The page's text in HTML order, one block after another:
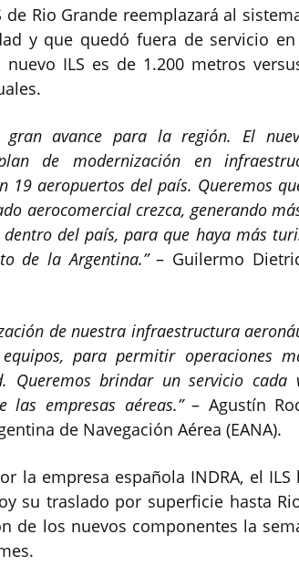
de Rio Grande reemplazará al
y que quedó fuera de servicio
ILS es de 1.200 metros
gran avance para la región. El
de modernización en
19 aeropuertos del país. Queremos
aerocomercial crezca, generando
dentro del país, para que haya más
de la Argentina.”– Guilermo
de nuestra infraestructura
para permitir operaciones
Queremos brindar un servicio
las empresas aéreas.”– Agustín
de Navegación Aérea (EANA).
la empresa española INDRA, el
su traslado por superficie hasta
de los nuevos componentes la